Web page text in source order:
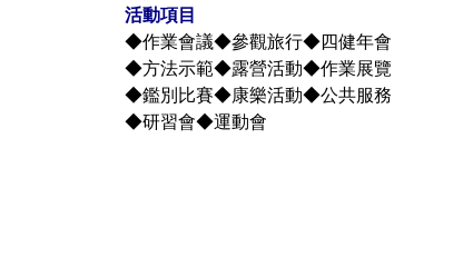
活動項目
◆作業會議◆參觀旅行◆四健年會
◆方法示範◆露營活動◆作業展覽
◆鑑別比賽◆康樂活動◆公共服務
◆研習會◆運動會